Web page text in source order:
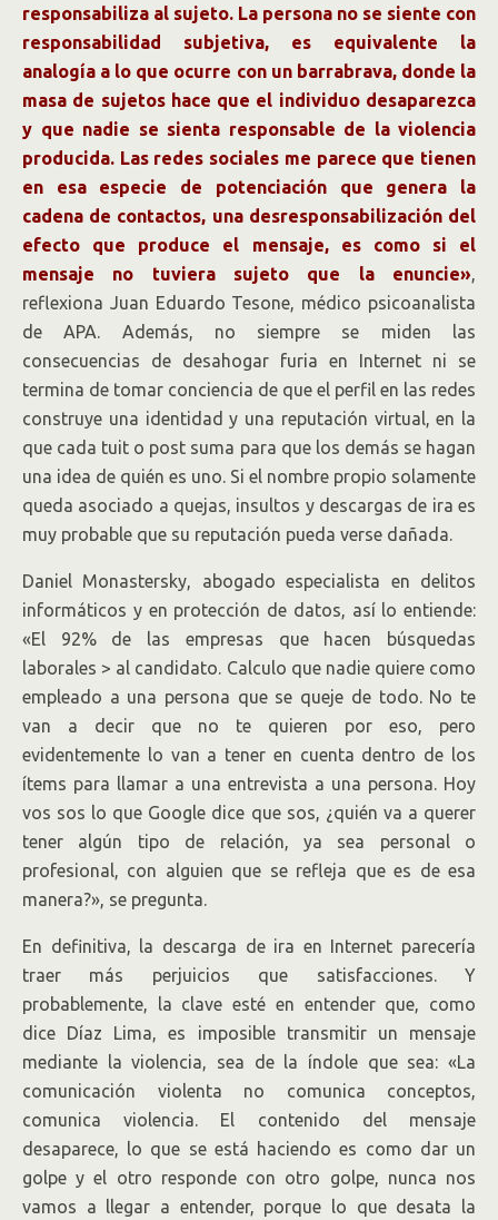
responsabiliza al sujeto. La persona no se siente con
responsabilidad subjetiva, es equivalente la
analogía a lo que ocurre con un barrabrava, donde la
masa de sujetos hace que el individuo desaparezca
y que nadie se sienta responsable de la violencia
producida. Las redes sociales me parece que tienen
en esa especie de potenciación que genera la
cadena de contactos, una desresponsabilización del
efecto que produce el mensaje, es como si el
mensaje no tuviera sujeto que la enuncie»,
reflexiona Juan Eduardo Tesone, médico psicoanalista
de APA. Además, no siempre se miden las
consecuencias de desahogar furia en Internet ni se
termina de tomar conciencia de que el perfil en las redes
construye una identidad y una reputación virtual, en la
que cada tuit o post suma para que los demás se hagan
una idea de quién es uno. Si el nombre propio solamente
queda asociado a quejas, insultos y descargas de ira es
muy probable que su reputación pueda verse dañada.
Daniel Monastersky, abogado especialista en delitos
informáticos y en protección de datos, así lo entiende:
«El 92% de las empresas que hacen búsquedas
laborales > al candidato. Calculo que nadie quiere como
empleado a una persona que se queje de todo. No te
van a decir que no te quieren por eso, pero
evidentemente lo van a tener en cuenta dentro de los
ítems para llamar a una entrevista a una persona. Hoy
vos sos lo que Google dice que sos, ¿quién va a querer
tener algún tipo de relación, ya sea personal o
profesional, con alguien que se refleja que es de esa
manera?», se pregunta.
En definitiva, la descarga de ira en Internet parecería
traer más perjuicios que satisfacciones. Y
probablemente, la clave esté en entender que, como
dice Díaz Lima, es imposible transmitir un mensaje
mediante la violencia, sea de la índole que sea: «La
comunicación violenta no comunica conceptos,
comunica violencia. El contenido del mensaje
desaparece, lo que se está haciendo es como dar un
golpe y el otro responde con otro golpe, nunca nos
vamos a llegar a entender, porque lo que desata la